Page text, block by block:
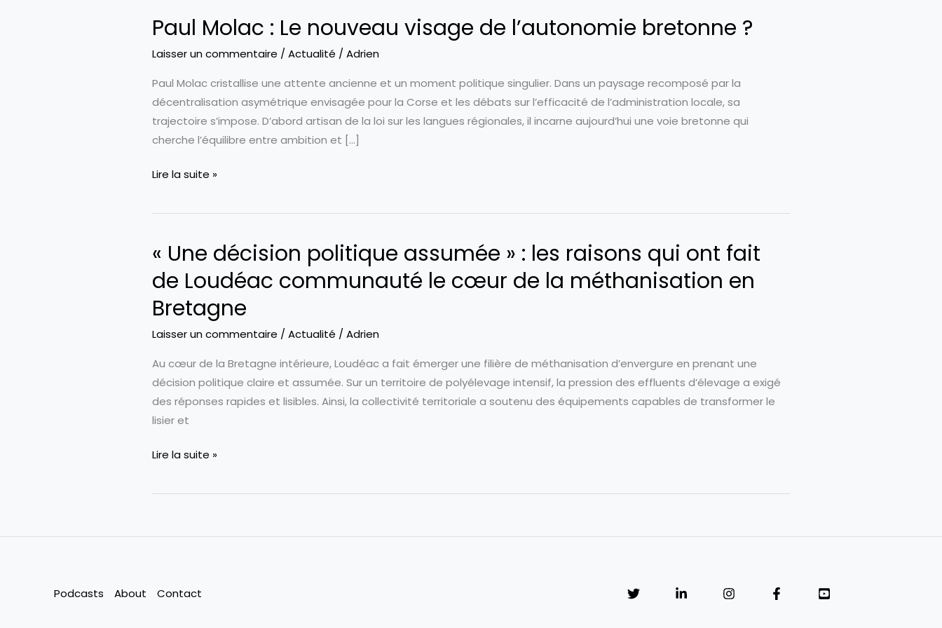
Paul Molac : Le nouveau visage de l’autonomie bretonne ?
Laisser un commentaire /Actualité /Adrien
Paul Molac cristallise une attente ancienne et un moment politique singulier. Dans un paysage recomposé par la
décentralisation asymétrique envisagée pour la Corse et les débats sur l’efficacité de l’administration locale, sa
trajectoire s’impose. D’abord artisan de la loi sur les langues régionales, il incarne aujourd’hui une voie bretonne qui
cherche l’équilibre entre ambition et […]
Paul
:
nouveau
de
l’autonomie
Lire la suite »
« Une décision politique assumée » : les raisons qui ont fait
de Loudéac communauté le cœur de la méthanisation en
Bretagne
Laisser un commentaire /Actualité /Adrien
Au cœur de la Bretagne intérieure, Loudéac a fait émerger une filière de méthanisation d’envergure en prenant une
décision politique claire et assumée. Sur un territoire de polyélevage intensif, la pression des effluents d’élevage a exigé
des réponses rapides et lisibles. Ainsi, la collectivité territoriale a soutenu des équipements capables de transformer le
lisier et
«
décision
Lire la suite »
Podcasts About Contact